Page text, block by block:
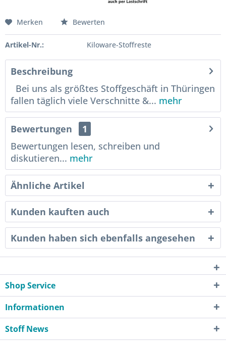
Merken Bewerten
Artikel-Nr.: Kiloware-Stoffreste
Beschreibung
Bei uns als größtes Stoffgeschäft in Thüringen
fallen täglich viele Verschnitte &... mehr
Bewertungen
1
Bewertungen lesen, schreiben und
diskutieren... mehr
Ähnliche Artikel
Kunden kauften auch
Kunden haben sich ebenfalls angesehen
Shop Service
Informationen
Stoff News